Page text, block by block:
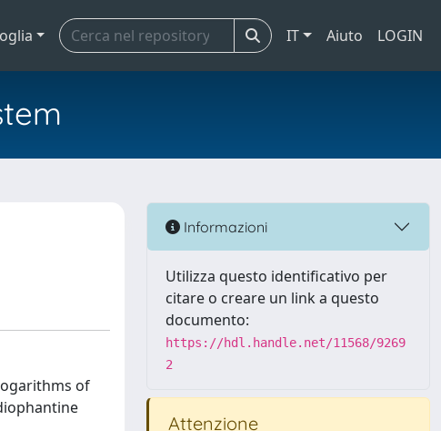
IT Aiuto LOGIN
of
Informazioni
Utilizza questo identificativo per
citare o creare un link a questo
documento:
https://hdl.handle.net/11568/9269
2
Attenzione